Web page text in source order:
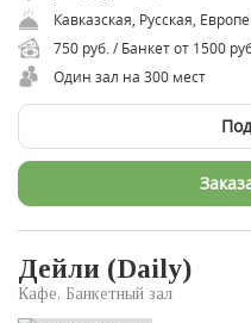
Кавказская, Русская,
750 руб. / Банкет от 1500
Один зал на 300 мест
Дейли (Daily)
Кафе, Банкетный зал